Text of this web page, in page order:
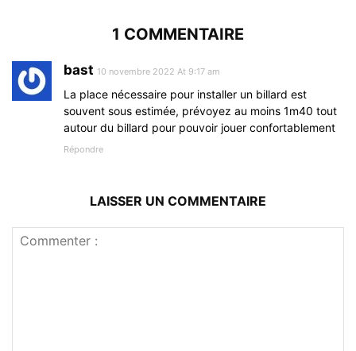
1 COMMENTAIRE
bast 10 novembre 2022 At 9:17 am
La place nécessaire pour installer un billard est
souvent sous estimée, prévoyez au moins 1m40 tout
autour du billard pour pouvoir jouer confortablement
Répondre
LAISSER UN COMMENTAIRE